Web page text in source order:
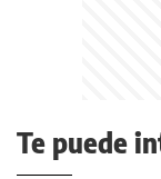
Te puede